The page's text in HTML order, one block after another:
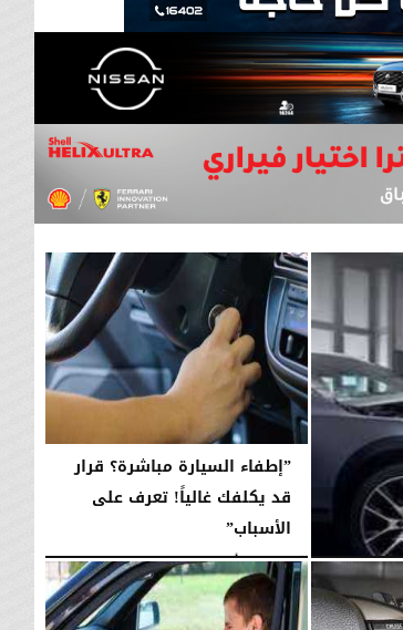
”إطفاء السيارة مباشرة؟ قرار
قد يكلفك غالياً! تعرف على
الأسباب”
الخميس، 24 أكتوبر 2024 04:21 مـ